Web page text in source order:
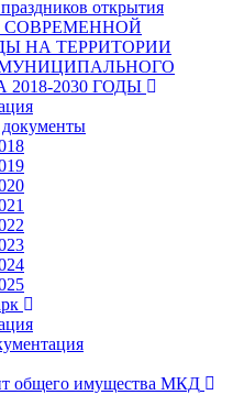
открытия
НА ТЕРРИТОРИИ
2030 ГОДЫ
общего имущества МКД